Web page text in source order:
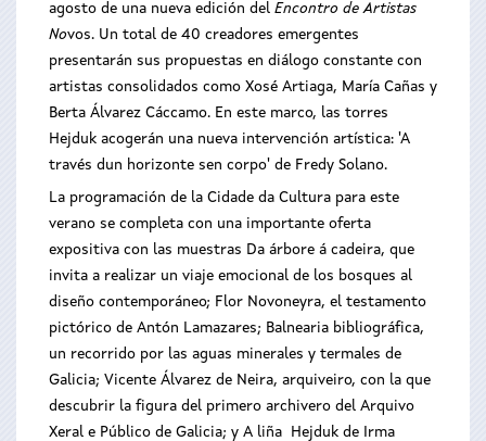
agosto de una nueva edición del Encontro de Artistas
Novos. Un total de 40 creadores emergentes
presentarán sus propuestas en diálogo constante con
artistas consolidados como Xosé Artiaga, María Cañas y
Berta Álvarez Cáccamo. En este marco, las torres
Hejduk acogerán una nueva intervención artística: 'A
través dun horizonte sen corpo' de Fredy Solano.
La programación de la Cidade da Cultura para este
verano se completa con una importante oferta
expositiva con las muestras Da árbore á cadeira, que
invita a realizar un viaje emocional de los bosques al
diseño contemporáneo; Flor Novoneyra, el testamento
pictórico de Antón Lamazares; Balnearia bibliográfica,
un recorrido por las aguas minerales y termales de
Galicia; Vicente Álvarez de Neira, arquiveiro, con la que
descubrir la figura del primero archivero del Arquivo
Xeral e Público de Galicia; y A liña Hejduk de Irma